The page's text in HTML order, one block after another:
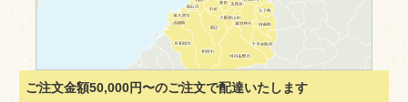
ご注文金額50,000円〜のご注文で配達いたします